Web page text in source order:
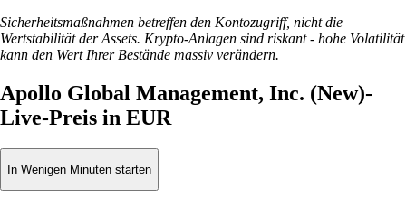
Sicherheitsmaßnahmen betreffen den Kontozugriff, nicht die
Wertstabilität der Assets. Krypto-Anlagen sind riskant - hohe Volatilität
kann den Wert Ihrer Bestände massiv verändern.
Apollo Global Management, Inc. (New)-
Live-Preis in EUR
In Wenigen Minuten starten